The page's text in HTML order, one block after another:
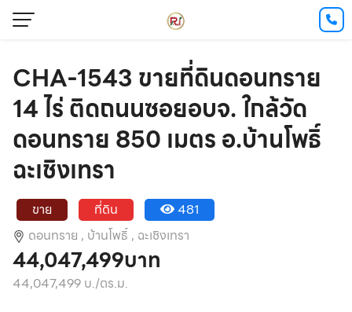
CHA-1543 ขายที่ดินดอนทราย
14 ไร่ ติดถนนซอยอบจ. ใกล้วัด
ดอนทราย 850 เมตร อ.บ้านโพธิ์
ฉะเชิงเทรา
ขาย ที่ดิน
481
ดอนทราย , บ้านโพธิ์ , ฉะเชิงเทรา
44,047,499บาท
44,047,499 บ./ตร.ม.